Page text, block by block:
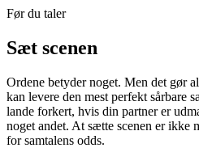
Før du taler
Sæt scenen
Ordene betyder noget. Men det gør
kan levere den mest perfekt sårbare
lande forkert, hvis din partner er
noget andet. At sætte scenen er
for samtalens odds.